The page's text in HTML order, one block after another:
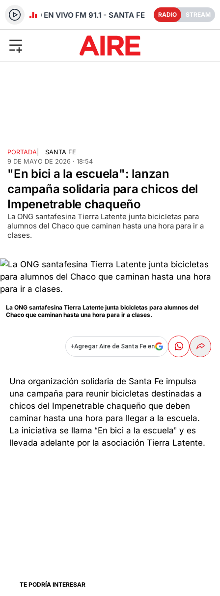
RADIO EN VIVO FM 91.1 - SANTA FE RADIO STREAM
PORTADA
SANTA FE
9 DE MAYO DE 2026 · 18:54
"En bici a la escuela": lanzan
campaña solidaria para chicos del
Impenetrable chaqueño
La ONG santafesina Tierra Latente junta bicicletas para
alumnos del Chaco que caminan hasta una hora para ir a
clases.
La ONG santafesina Tierra Latente junta bicicletas para alumnos del
Chaco que caminan hasta una hora para ir a clases.
+Agregar Aire de Santa Fe en
Una organización solidaria de Santa Fe impulsa
una campaña para reunir bicicletas destinadas a
chicos del Impenetrable chaqueño que deben
caminar hasta una hora para llegar a la escuela.
La iniciativa se llama “En bici a la escuela” y es
llevada adelante por la asociación Tierra Latente.
TE PODRÍA INTERESAR